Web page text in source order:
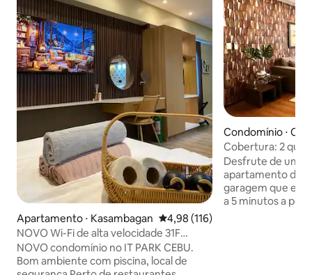
Apartamento ⋅ Kasambagan 4,98 de uma avaliação média de
4,98 (116)
NOVO Wi-Fi de alta velocidade 31F
AVIDA Riala IT Park Netflix
NOVO condomínio no IT PARK CEBU.
Bom ambiente com piscina, local de
Condomínio ⋅
Cobertura: 2
garagem
Desfrute de uma
apartamento de
garagem que
a 5 minutos a pé